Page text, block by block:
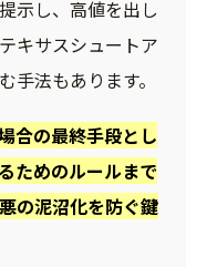
示し、高値を出し
キサスシュートア
手法もあります。
合の最終手段とし
ためのルールまで
の泥沼化を防ぐ鍵